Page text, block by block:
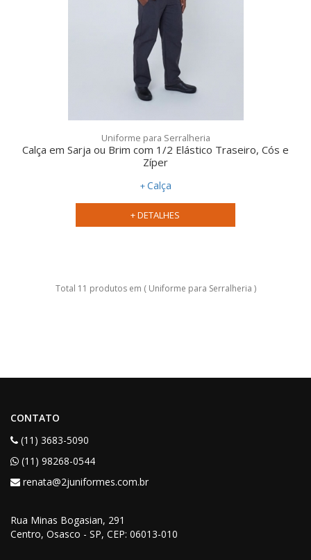
Uniforme para Serralheria
Calça em Sarja ou Brim com 1/2 Elástico Traseiro, Cós e
Zíper
Calça
+ DETALHES
Total 11 produtos em ( Uniforme para Serralheria )
CONTATO
(11) 3683-5090
(11) 98268-0544
renata@2juniformes.com.br
Rua Minas Bogasian, 291
Centro, Osasco - SP, CEP: 06013-010